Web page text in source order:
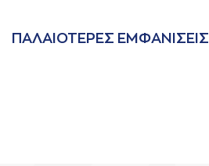
ΠAΛAΙΟΤΕΡΕΣ ΕΜΦAΝΙΣΕΙΣ